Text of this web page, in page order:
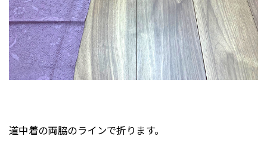
道中着の両脇のラインで折ります。